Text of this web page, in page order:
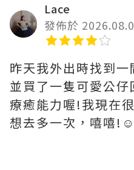
Lace
發佈於
昨天我外出時找到一
並買了一隻可愛公
療癒能力喔!我現在
想去多一次，嘻嘻